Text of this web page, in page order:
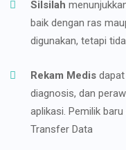
Silsilah
baik dengan ras
digunakan, tetapi
Rekam Medis
diagnosis, dan
aplikasi. Pemilik
Transfer Data